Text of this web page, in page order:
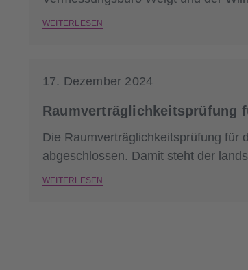
WEITERLESEN
17. Dezember 2024
Raumverträglichkeitsprüfung
Die Raumverträglichkeitsprüfung für
abgeschlossen. Damit steht der
WEITERLESEN